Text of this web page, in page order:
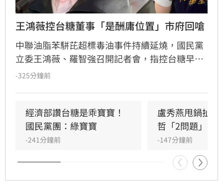
王鴻薇控台糖董事「是酬庸位置」市府回嗆
中聯油脂苯駢芘超標毒油事件持續延燒，國民黨
立委王鴻薇、羅智強召開記者會，指控台糖早在
五月即知情卻隱匿不報，並質疑台糖董事會淪為
回，強調陳其邁市長未曾推薦台糖人事，呼籲勿
惡意抹黑。同時，高市府反擊指出王鴻薇曾收受
遭重罰的南僑油脂政治獻金，質疑其發言動機。
雙方陣營針對台糖人事布局與食安通報責任展開
激烈政治攻防，事件背後的政治角力與食安疑雲
恐將持續擴大，民眾對於食安把關的信任度亦備
-325分鐘前
經濟部讚台糖是乖寶寶！
國民黨團：綠寶寶
-241分鐘前
盧秀燕甩鍋扯
哲「2問題」打
-147分鐘前